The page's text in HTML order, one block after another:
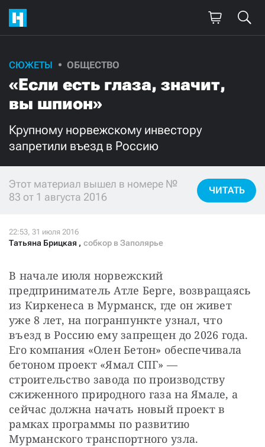
СЮЖЕТЫ ОБЩЕСТВО
«Если есть глаза, значит,
вы шпион»
Крупному норвежскому инвестору
запретили въезд в Россию
Этот материал вышел в номере №
83 от 1 августа 2016
ЧИТАТЬ
Татьяна Брицкая , собкор в Заполярье
В начале июля норвежский
предприниматель Атле Берге, возвращаясь
из Киркенеса в Мурманск, где он живет
уже 8 лет, на погранпункте узнал, что
въезд в Россию ему запрещен до 2026 года.
Его компания «Олен Бетон» обеспечивала
бетоном проект «Ямал СПГ» —
строительство завода по производству
сжиженного природного газа на Ямале, а
сейчас должна начать новый проект в
рамках программы по развитию
Мурманского транспортного узла.
Поддержите
нашу работу!
Ежемесячно
3000
500
Нажимая кнопку «Стать соучастником»,
СТАТЬ СОУЧАСТНИКОМ
ПОДЕЛИТЬСЯ С ДРУЗЬЯМИ
Если у вас есть вопросы, пишите donate@novayagazeta.ru или
звоните:
+7 (929) 612-03-68